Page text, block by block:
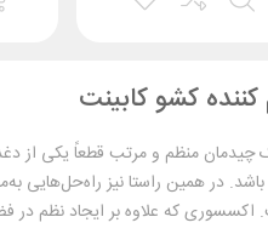
کشو کابینت
منظم و مرتب قطعاً یکی از
باشد. در همین راستا نیز راه‌حل‌هایی
که علاوه بر ایجاد نظم در